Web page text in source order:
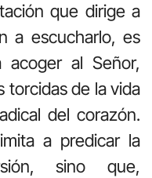
que dirige a
a escucharlo, es
acoger al Señor,
torcidas de la vida
del corazón.
a predicar la
sino que,